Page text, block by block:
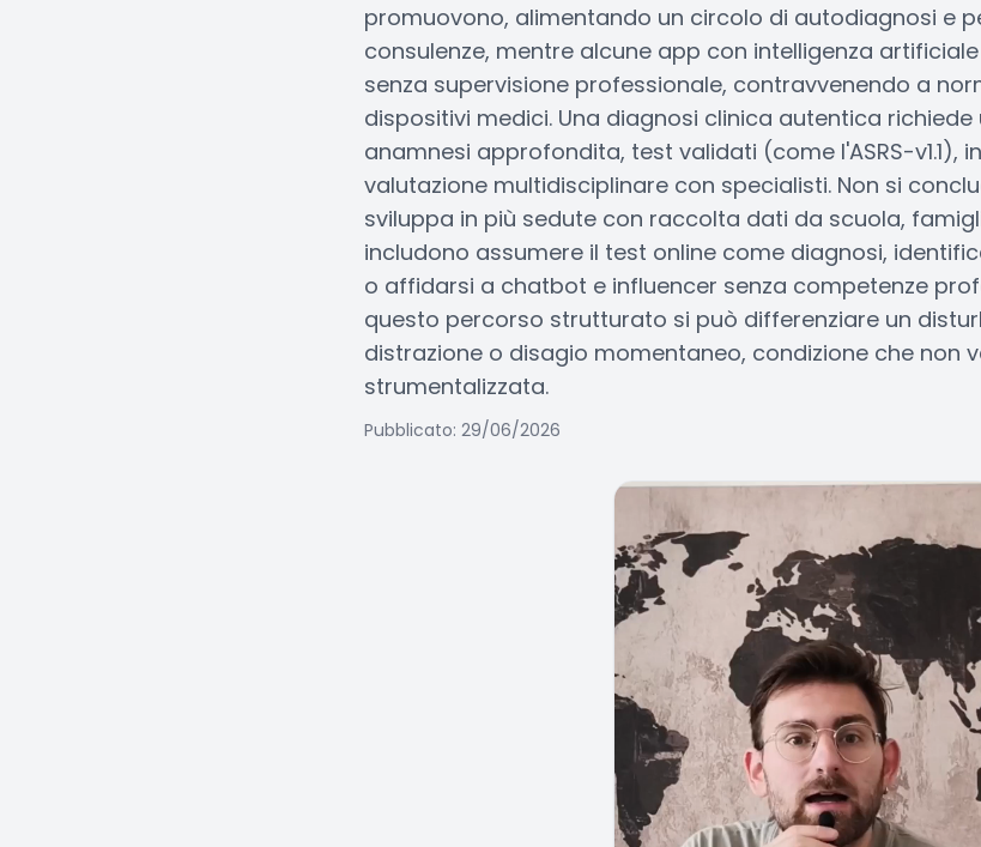
promuovono, alimentando un circolo di autodiagnosi e
consulenze, mentre alcune app con intelligenza
senza supervisione professionale, contravvenendo a
dispositivi medici. Una diagnosi clinica autentica
anamnesi approfondita, test validati (come l'ASRS-v1.1),
valutazione multidisciplinare con specialisti. Non si
sviluppa in più sedute con raccolta dati da scuola,
includono assumere il test online come diagnosi,
o affidarsi a chatbot e influencer senza competenze
questo percorso strutturato si può differenziare un
distrazione o disagio momentaneo, condizione che non
strumentalizzata.
Pubblicato: 29/06/2026